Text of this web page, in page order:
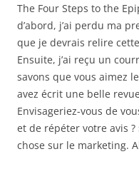
The Four Steps to the
d’abord, j’ai perdu ma
que je devrais relire cette
Ensuite, j’ai reçu un
savons que vous aimez
avez écrit une belle
Envisageriez-vous de
et de répéter votre avis
chose sur le marketing.